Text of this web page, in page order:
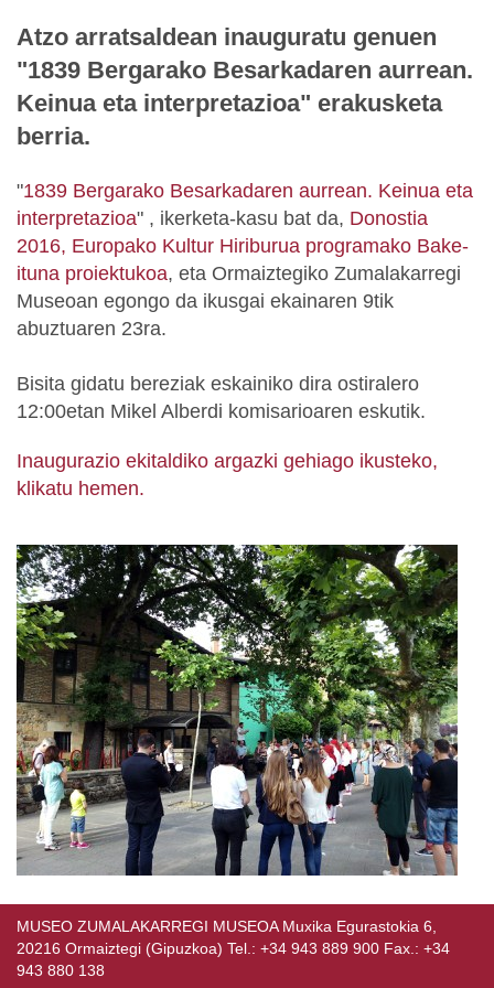
Atzo arratsaldean inauguratu genuen
"1839 Bergarako Besarkadaren aurrean.
Keinua eta interpretazioa" erakusketa
berria.
"1839 Bergarako Besarkadaren aurrean. Keinua eta
interpretazioa" , ikerketa-kasu bat da, Donostia
2016, Europako Kultur Hiriburua programako Bake-
ituna proiektukoa, eta Ormaiztegiko Zumalakarregi
Museoan egongo da ikusgai ekainaren 9tik
abuztuaren 23ra.
Bisita gidatu bereziak eskainiko dira ostiralero
12:00etan Mikel Alberdi komisarioaren eskutik.
Inaugurazio ekitaldiko argazki gehiago ikusteko,
klikatu hemen.
MUSEO ZUMALAKARREGI MUSEOA Muxika Egurastokia 6,
20216 Ormaiztegi (Gipuzkoa) Tel.: +34 943 889 900 Fax.: +34
943 880 138